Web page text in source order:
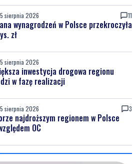
sierpnia 2026 11
wynagrodzeń w Polsce przekroczyła
zł
sierpnia 2026
inwestycja drogowa regionu
w fazę realizacji
sierpnia 2026 3
najdroższym regionem w Polsce
OC